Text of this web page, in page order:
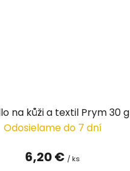
na kůži a textil Prym 30 g
Odosielame do 7 dní
6,20 € / ks